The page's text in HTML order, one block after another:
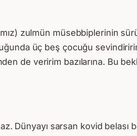
zulmün müsebbiplerinin
üç beş çocuğu
de veririm bazılarına. Bu
Dünyayı sarsan kovid